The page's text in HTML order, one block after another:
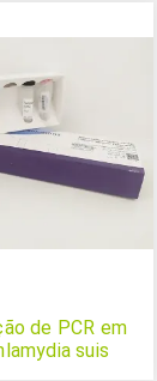
de PCR em
suis